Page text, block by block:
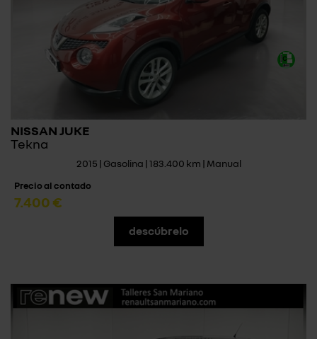
NISSAN JUKE
Tekna
2015 | Gasolina | 183.400 km | Manual
Precio al contado
7.400 €
descúbrelo